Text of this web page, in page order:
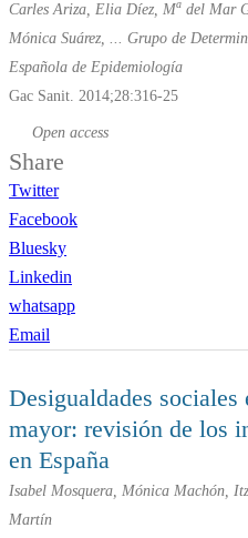
Carles Ariza, Elia Díez, Ma del Mar
Mónica Suárez, ... Grupo de
Española de Epidemiología
Gac Sanit. 2014;28:316-25
Open access
Share
Twitter
Facebook
Bluesky
Linkedin
whatsapp
Email
Desigualdades
mayor: revisión de los
en España
Isabel Mosquera, Mónica Machón,
Martín